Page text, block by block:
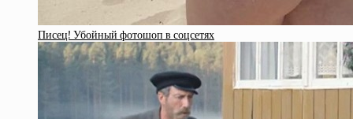
Писец! Убойный фотошоп в соцсетях